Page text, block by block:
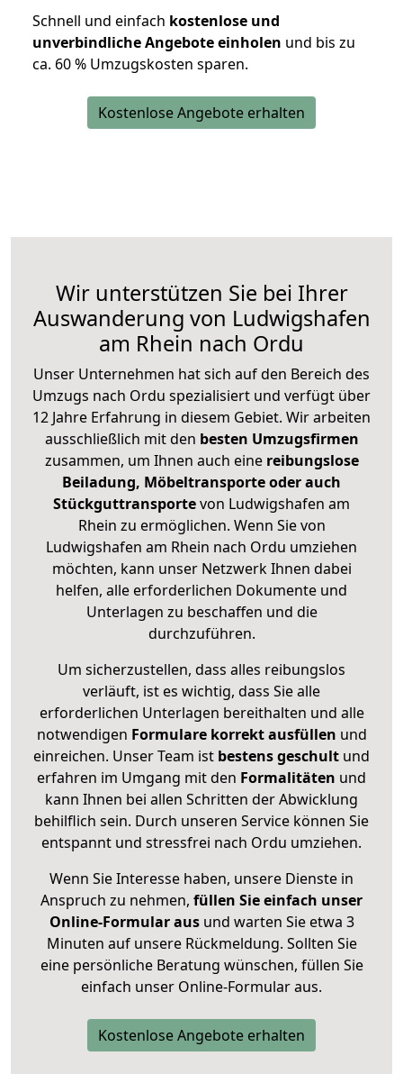
Schnell und einfach kostenlose und
unverbindliche Angebote einholen und bis zu
ca. 60 % Umzugskosten sparen.
Kostenlose Angebote erhalten
Wir unterstützen Sie bei Ihrer
Auswanderung von Ludwigshafen
am Rhein nach Ordu
Unser Unternehmen hat sich auf den Bereich des
Umzugs nach Ordu spezialisiert und verfügt über
12 Jahre Erfahrung in diesem Gebiet. Wir arbeiten
ausschließlich mit den besten Umzugsfirmen
zusammen, um Ihnen auch eine reibungslose
Beiladung, Möbeltransporte oder auch
Stückguttransportevon Ludwigshafen am
Rhein zu ermöglichen. Wenn Sie von
Ludwigshafen am Rhein nach Ordu umziehen
möchten, kann unser Netzwerk Ihnen dabei
helfen, alle erforderlichen Dokumente und
Unterlagen zu beschaffen und die
durchzuführen.
Um sicherzustellen, dass alles reibungslos
verläuft, ist es wichtig, dass Sie alle
erforderlichen Unterlagen bereithalten und alle
notwendigen Formulare korrekt ausfüllen und
einreichen. Unser Team ist bestens geschult und
erfahren im Umgang mit den Formalitäten und
kann Ihnen bei allen Schritten der Abwicklung
behilflich sein. Durch unseren Service können Sie
entspannt und stressfrei nach Ordu umziehen.
Wenn Sie Interesse haben, unsere Dienste in
Anspruch zu nehmen, füllen Sie einfach unser
Online-Formular ausund warten Sie etwa 3
Minuten auf unsere Rückmeldung. Sollten Sie
eine persönliche Beratung wünschen, füllen Sie
einfach unser Online-Formular aus.
Kostenlose Angebote erhalten